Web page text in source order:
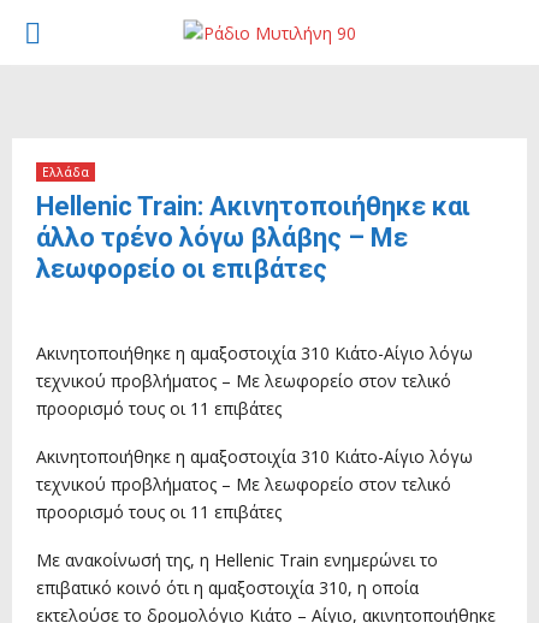
PRIMARY
Ελλάδα
Hellenic Train: Ακινητοποιήθηκε και
άλλο τρένο λόγω βλάβης – Με
λεωφορείο οι επιβάτες
Ακινητοποιήθηκε η αμαξοστοιχία 310 Κιάτο-Αίγιο λόγω
τεχνικού προβλήματος – Με λεωφορείο στον τελικό
προορισμό τους οι 11 επιβάτες
Ακινητοποιήθηκε η αμαξοστοιχία 310 Κιάτο-Αίγιο λόγω
τεχνικού προβλήματος – Με λεωφορείο στον τελικό
προορισμό τους οι 11 επιβάτες
Με ανακοίνωσή της, η Hellenic Train ενημερώνει το
επιβατικό κοινό ότι η αμαξοστοιχία 310, η οποία
εκτελούσε το δρομολόγιο Κιάτο – Αίγιο, ακινητοποιήθηκε